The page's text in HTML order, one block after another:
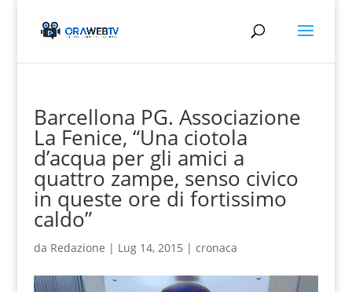
Barcellona PG. Associazione
La Fenice, “Una ciotola
d’acqua per gli amici a
quattro zampe, senso civico
in queste ore di fortissimo
caldo”
da Redazione | Lug 14, 2015 | cronaca